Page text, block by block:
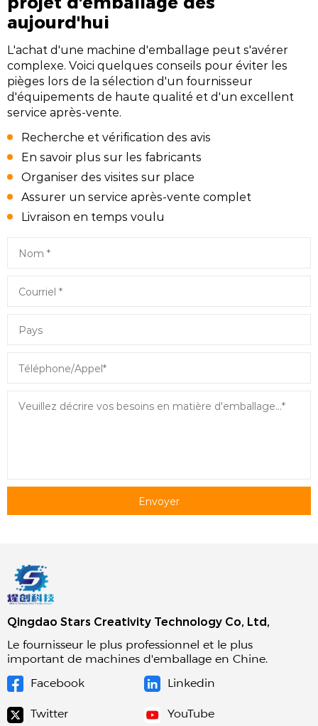
aujourd'hui
L'achat d'une machine d'emballage peut s'avérer
complexe. Voici quelques conseils pour éviter les
pièges lors de la sélection d'un fournisseur
d'équipements de haute qualité et d'un excellent
service après-vente.
Recherche et vérification des avis
En savoir plus sur les fabricants
Organiser des visites sur place
Assurer un service après-vente complet
Livraison en temps voulu
Envoyer
Qingdao Stars Creativity Technology Co, Ltd,
Le fournisseur le plus professionnel et le plus
important de machines d'emballage en Chine.
Facebook
Linkedin
Twitter
YouTube